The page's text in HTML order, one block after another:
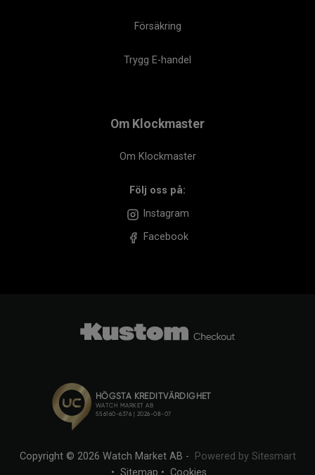
Försäkring
Trygg E-handel
Om Klockmaster
Om Klockmaster
Följ oss på:
Instagram
Facebook
Copyright © 2026 Watch Market AB -
Powered by Sitesmart